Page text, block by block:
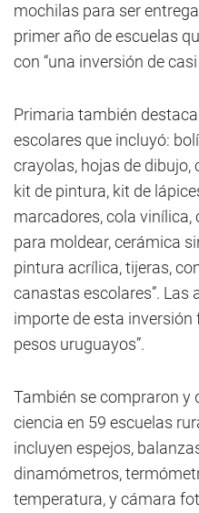
mochilas para ser
primer año de escuelas
con “una inversión de
Primaria también
escolares que incluyó:
crayolas, hojas de dibujo,
kit de pintura, kit de
marcadores, cola
para moldear, cerámica
pintura acrílica, tijeras,
canastas escolares”. Las
importe de esta inversión
pesos uruguayos”.
También se compraron y
ciencia en 59 escuelas
incluyen espejos,
dinamómetros,
temperatura, y cámara